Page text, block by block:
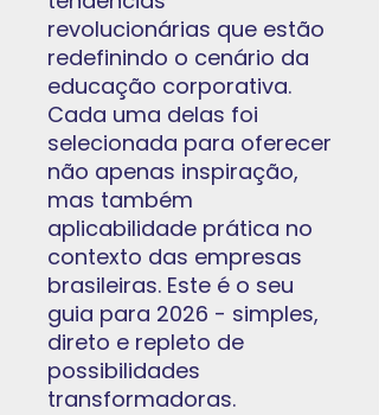
revolucionárias que estão
redefinindo o cenário da
educação corporativa.
Cada uma delas foi
selecionada para oferecer
não apenas inspiração,
mas também
aplicabilidade prática no
contexto das empresas
brasileiras. Este é o seu
guia para 2026 - simples,
direto e repleto de
possibilidades
transformadoras.